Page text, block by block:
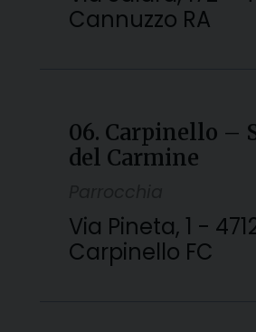
Cannuzzo RA
06. Carpinello –
del Carmine
Via Pineta, 1 -
Carpinello FC